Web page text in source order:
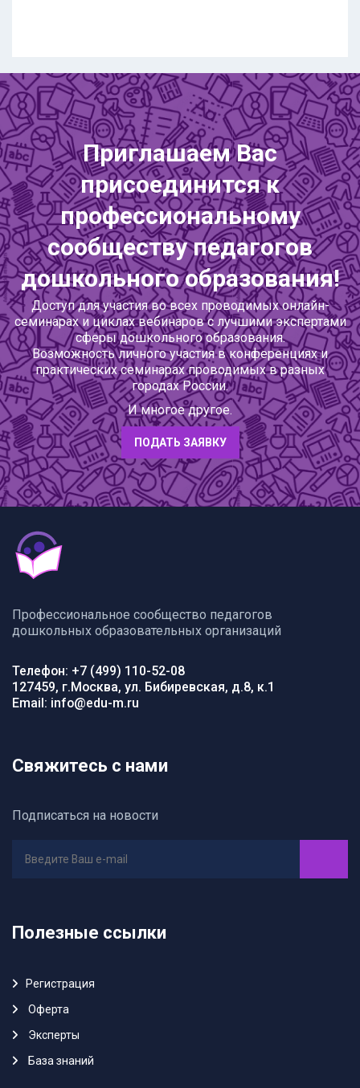
Приглашаем Вас
присоединится к
профессиональному
сообществу педагогов
дошкольного образования!
Доступ для участия во всех проводимых онлайн-
семинарах и циклах вебинаров с лучшими экспертами
сферы дошкольного образования.
Возможность личного участия в конференциях и
практических семинарах проводимых в разных
городах России.
И многое другое.
ПОДАТЬ ЗАЯВКУ
Профессиональное сообщество педагогов
дошкольных образовательных организаций
Телефон: +7 (499) 110-52-08
127459, г.Москва, ул. Бибиревская, д.8, к.1
Email: info@edu-m.ru
Свяжитесь с нами
Подписаться на новости
Полезные ссылки
Регистрация
Oферта
Эксперты
База знаний